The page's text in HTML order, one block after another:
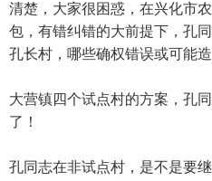
清楚，大家很困惑，在兴化市
包，有错纠错的大前提下，孔
孔长村，哪些确权错误或可能
大营镇四个试点村的方案，孔
了！
孔同志在非试点村，是不是要